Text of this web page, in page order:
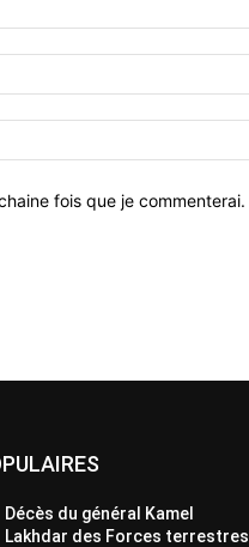
fois que je commenterai.
Décès du général Kamel
Lakhdar des Forces terrestres